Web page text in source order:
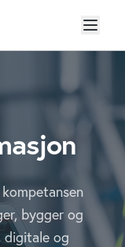
bygger og
digitale og